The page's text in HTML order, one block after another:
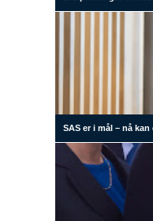
SAS er i mål – nå